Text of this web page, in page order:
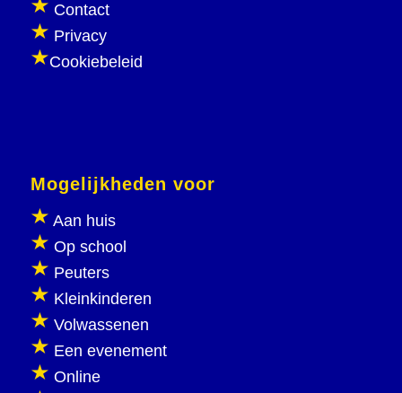
Contact
Privacy
Cookiebeleid
Mogelijkheden voor
Aan huis
Op school
Peuters
Kleinkinderen
Volwassenen
Een evenement
Online